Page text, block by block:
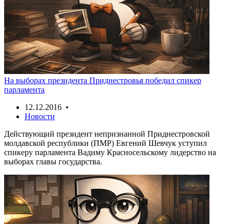
На выборах президента Приднестровья победил спикер
парламента
12.12.2016 •
Новости
Действующий президент непризнанной Приднестровской
молдавской республики (ПМР) Евгений Шевчук уступил
спикеру парламента Вадиму Красносельскому лидерство на
выборах главы государства.